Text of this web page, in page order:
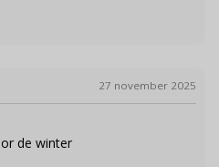
27 november 2025
de winter